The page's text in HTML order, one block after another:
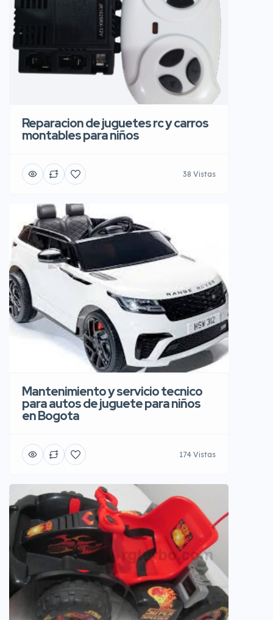
Reparacion de juguetes rc y carros
montables para niños
38 Vistas
Mantenimiento y servicio tecnico
para autos de juguete para niños
en Bogota
174 Vistas